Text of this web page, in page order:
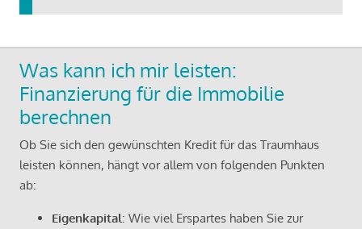
Was kann ich mir leisten:
Finanzierung für die Immobilie
berechnen
Ob Sie sich den gewünschten Kredit für das Traumhaus
leisten können, hängt vor allem von folgenden Punkten
ab:
Eigenkapital: Wie viel Erspartes haben Sie zur